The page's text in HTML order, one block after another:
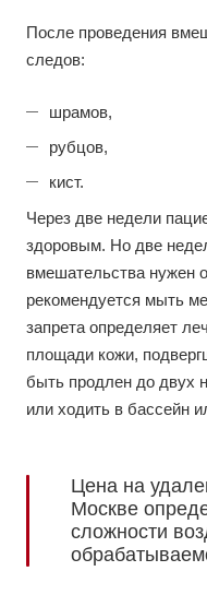
После проведения
следов:
шрамов,
рубцов,
кист.
Через две недели
здоровым. Но две
вмешательства нужен
рекомендуется мыть
запрета определяет
площади кожи,
быть продлен до двух
или ходить в бассейн
Цена на
Москве
сложности